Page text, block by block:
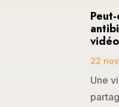
22
Une